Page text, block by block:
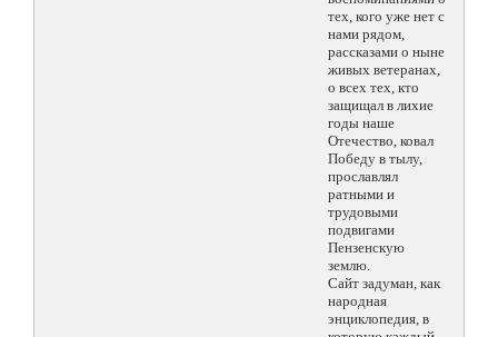
тех, кого уже нет с
нами рядом,
рассказами о ныне
живых ветеранах,
о всех тех, кто
защищал в лихие
годы наше
Отечество, ковал
Победу в тылу,
прославлял
ратными и
трудовыми
подвигами
Пензенскую
землю.
Сайт задуман, как
народная
энциклопедия, в